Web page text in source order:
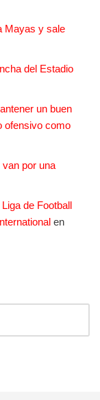
Mayas y sale
del Estadio
un buen
ofensivo como
por una
de Football
en